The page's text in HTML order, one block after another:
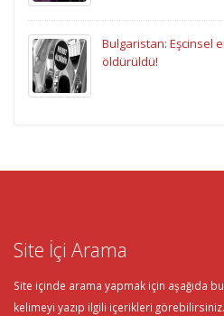
Bulgaristan: Eşcinsel
öldürüldü!
Site İçi Arama
Site içinde arama yapmak için aşağıda
kelimeyi yazıp ilgili içerikleri görebilirsiniz.